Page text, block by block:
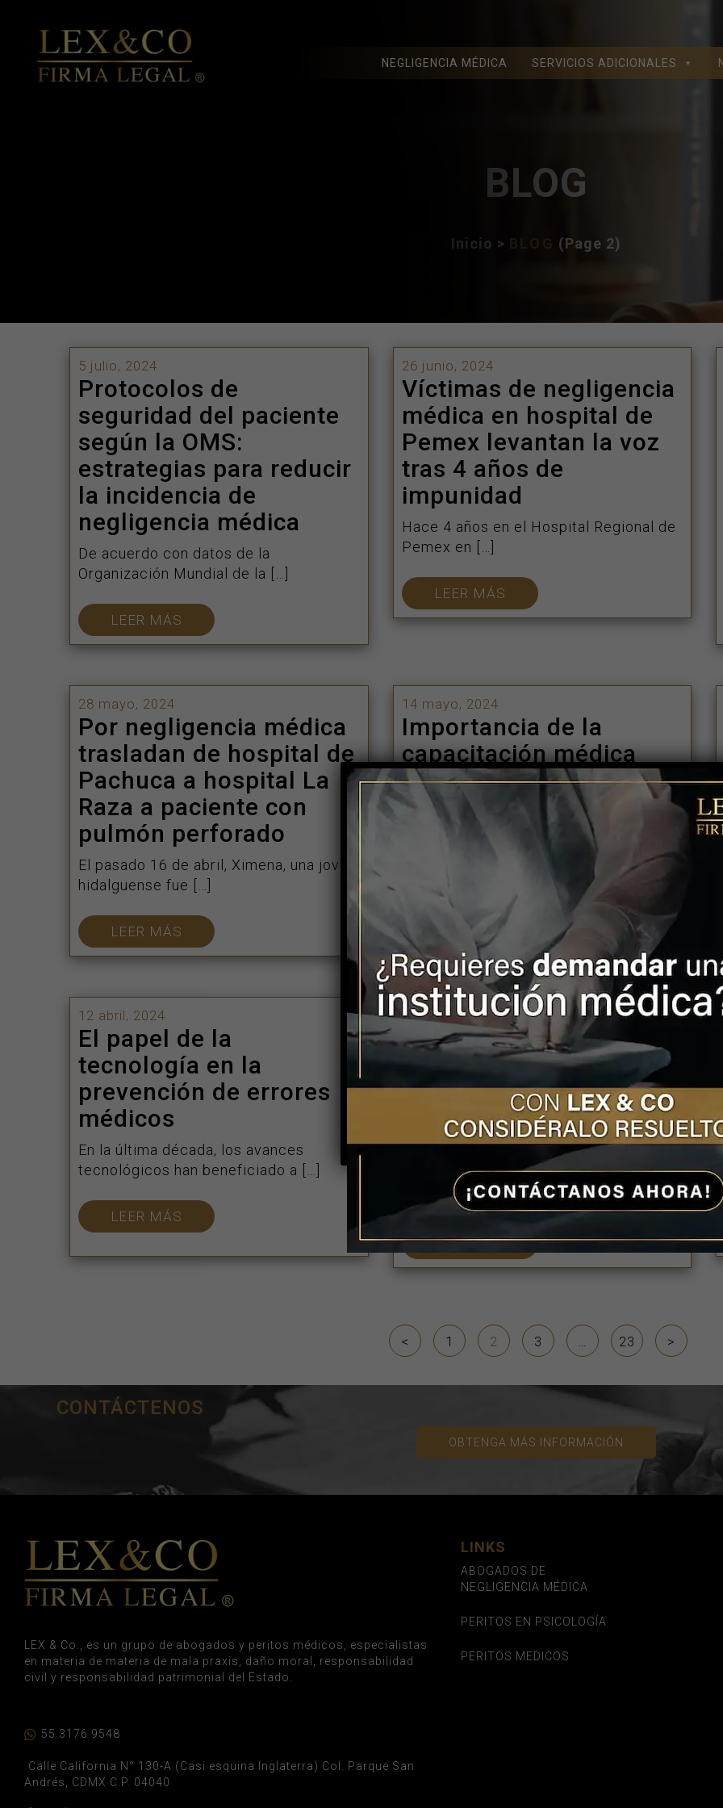
NEGLIGENCIA MÉDICA SERVICIOS ADICIONALES
BLOG
Inicio > (Page 2)
5 julio, 2024
Protocolos de
seguridad del paciente
según la OMS:
estrategias para reducir
la incidencia de
negligencia médica
De acuerdo con datos de la
Organización Mundial de la […]
LEER MÁS
26 junio, 2024
Víctimas de negligencia
médica en hospital de
Pemex levantan la voz
tras 4 años de
impunidad
Hace 4 años en el Hospital Regional de
Pemex en […]
LEER MÁS
28 mayo, 2024
Por negligencia médica
trasladan de hospital de
Pachuca a hospital La
Raza a paciente con
pulmón perforado
El pasado 16 de abril, Ximena, una joven
hidalguense fue […]
LEER MÁS
14 mayo, 2024
Importancia de la
capacitación médica
continua en la
prevención de errores y
negligencia
En el sector salud, la capacitación
continua es fundamental para […]
LEER MÁS
12 abril, 2024
El papel de la
tecnología en la
prevención de errores
médicos
En la última década, los avances
tecnológicos han beneficiado a […]
LEER MÁS
26 marzo, 2024
CNDH pide reparación
integral de daños a
mujer a quien le
quitaron el riñón por
negligencia
A finales del 2023, la Comisión Nacional
de los Derechos […]
LEER MÁS
< 1 2 3 … 23 >
CONTÁCTENOS
OBTENGA MÁS INFORMACIÓN
LEX & Co., es un grupo de abogados y peritos médicos, especialistas
en materia de materia de mala praxis, daño moral, responsabilidad
civil y responsabilidad patrimonial del Estado.
55 3176 9548
Calle California N° 130-A (Casi esquina Inglaterra) Col. Parque San
Andrés, CDMX C.P. 04040
LINKS
ABOGADOS DE
NEGLIGENCIA MÉDICA
PERITOS EN PSICOLOGÍA
PERITOS MEDICOS